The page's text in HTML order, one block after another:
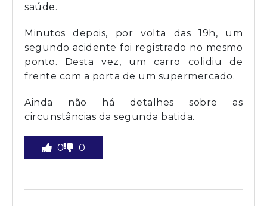
saúde.
Minutos depois, por volta das 19h, um
segundo acidente foi registrado no mesmo
ponto. Desta vez, um carro colidiu de
frente com a porta de um supermercado.
Ainda não há detalhes sobre as
circunstâncias da segunda batida.
0 0